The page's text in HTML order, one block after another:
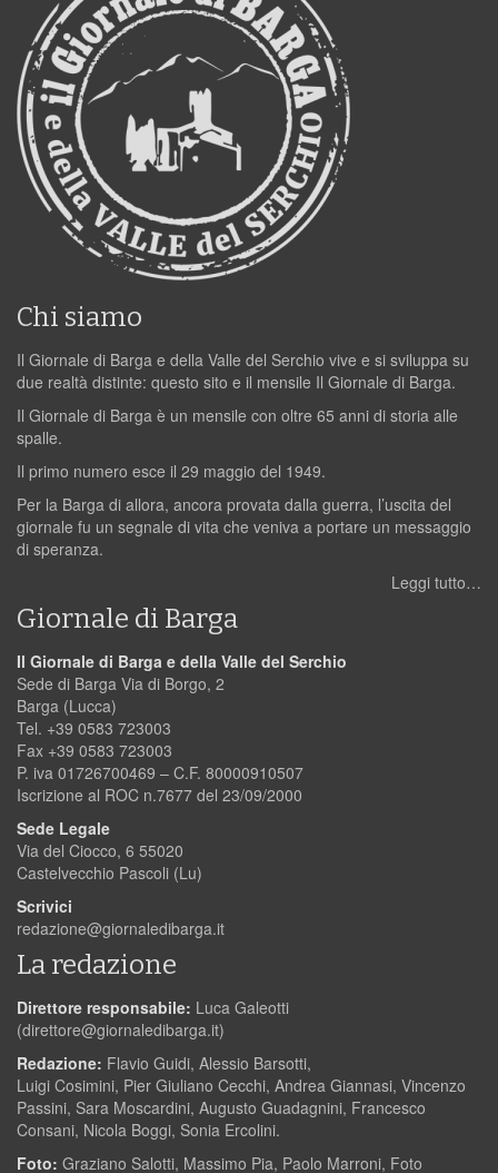
Chi siamo
Il Giornale di Barga e della Valle del Serchio vive e si sviluppa su
due realtà distinte: questo sito e il mensile Il Giornale di Barga.
Il Giornale di Barga è un mensile con oltre 65 anni di storia alle
spalle.
Il primo numero esce il 29 maggio del 1949.
Per la Barga di allora, ancora provata dalla guerra, l’uscita del
giornale fu un segnale di vita che veniva a portare un messaggio
di speranza.
Leggi tutto…
Giornale di Barga
Il Giornale di Barga e della Valle del Serchio
Sede di Barga Via di Borgo, 2
Barga (Lucca)
Tel. +39 0583 723003
Fax +39 0583 723003
P. iva 01726700469 – C.F. 80000910507
Iscrizione al ROC n.7677 del 23/09/2000
Sede Legale
Via del Ciocco, 6 55020
Castelvecchio Pascoli (Lu)
Scrivici
redazione@giornaledibarga.it
La redazione
Direttore responsabile: Luca Galeotti
(direttore@giornaledibarga.it)
Redazione: Flavio Guidi, Alessio Barsotti,
Luigi Cosimini, Pier Giuliano Cecchi, Andrea Giannasi, Vincenzo
Passini, Sara Moscardini, Augusto Guadagnini, Francesco
Consani, Nicola Boggi, Sonia Ercolini.
Foto: Graziano Salotti, Massimo Pia, Paolo Marroni, Foto